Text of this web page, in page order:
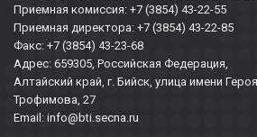
Приемная комиссия: +7 (3854) 43-22-55
Приемная директора: +7 (3854) 43-22-85
Факс: +7 (3854) 43-23-68
Адрес: 659305, Российская Федерация,
Алтайский край, г. Бийск, улица имени
Трофимова, 27
Email: info@bti.secna.ru